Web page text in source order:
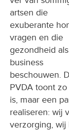
artsen die
exuberante
vragen en die
gezondheid
business
beschouwen.
PVDA toont
is, maar een
realiseren: wij
verzorging, wij